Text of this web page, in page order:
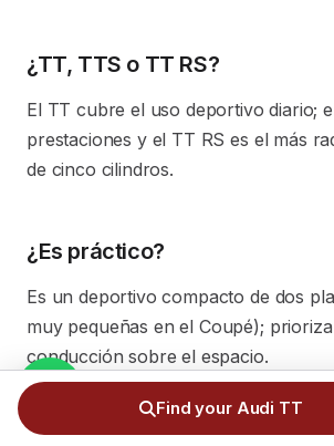
¿TT, TTS o TT RS?
El TT cubre el uso deportivo diario;
prestaciones y el TT RS es el más
de cinco cilindros.
¿Es práctico?
Es un deportivo compacto de dos
muy pequeñas en el Coupé);
conducción sobre el espacio.
¿El TT RS tiene el motor del
Find your Audi TT